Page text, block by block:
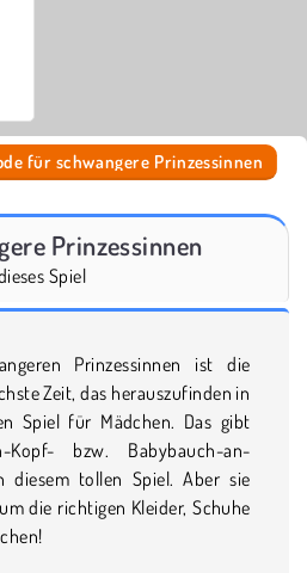
für schwangere Prinzessinnen
Prinzessinnen
Spiel
Prinzessinnen ist die
Zeit, das herauszufinden in
Spiel für Mädchen. Das gibt
bzw. Babybauch-an-
diesem tollen Spiel. Aber sie
die richtigen Kleider, Schuhe